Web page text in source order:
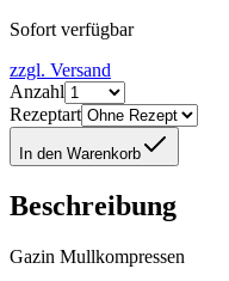
Sofort verfügbar
zzgl. Versand
Anzahl
Rezeptart
In den Warenkorb
Beschreibung
Gazin Mullkompressen